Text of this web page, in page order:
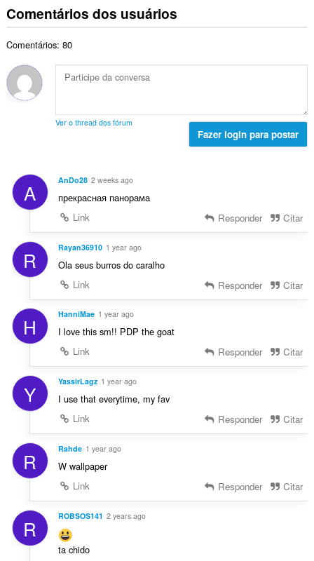
Comentários dos usuários
Comentários: 80
Ver o thread dos fórum
Fazer login para postar
A AnDo28 2 weeks ago
прекрасная панорама
Link
Responder Citar
R Rayan36910 1 year ago
Ola seus burros do caralho
Link
Responder Citar
H HanniMae 1 year ago
I love this sm!! PDP the goat
Link
Responder Citar
Y YassirLagz 1 year ago
I use that everytime, my fav
Link
Responder Citar
R Rahde 1 year ago
W wallpaper
Link
Responder Citar
R ROBSOS141 2 years ago
ta chido